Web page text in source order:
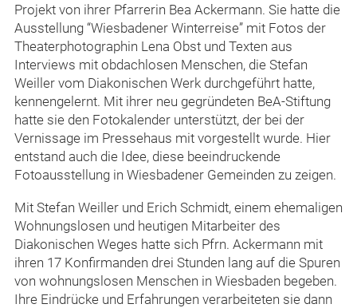
Projekt von ihrer Pfarrerin Bea Ackermann. Sie hatte die
Ausstellung “Wiesbadener Winterreise” mit Fotos der
Theaterphotographin Lena Obst und Texten aus
Interviews mit obdachlosen Menschen, die Stefan
Weiller vom Diakonischen Werk durchgeführt hatte,
kennengelernt. Mit ihrer neu gegründeten BeA-Stiftung
hatte sie den Fotokalender unterstützt, der bei der
Vernissage im Pressehaus mit vorgestellt wurde. Hier
entstand auch die Idee, diese beeindruckende
Fotoausstellung in Wiesbadener Gemeinden zu zeigen.
Mit Stefan Weiller und Erich Schmidt, einem ehemaligen
Wohnungslosen und heutigen Mitarbeiter des
Diakonischen Weges hatte sich Pfrn. Ackermann mit
ihren 17 Konfirmanden drei Stunden lang auf die Spuren
von wohnungslosen Menschen in Wiesbaden begeben.
Ihre Eindrücke und Erfahrungen verarbeiteten sie dann